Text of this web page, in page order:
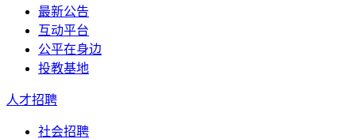
最新公告
互动平台
公平在身边
投教基地
人才招聘
社会招聘